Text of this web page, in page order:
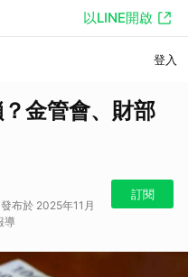
以LINE開啟
登入
金管會、財部
布於 2025年11月
導
訂閱